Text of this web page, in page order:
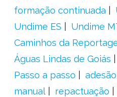
formação continuada
Undime ES
Undime
Caminhos da
Águas Lindas de Goiás
Passo a passo
manual
repactuação